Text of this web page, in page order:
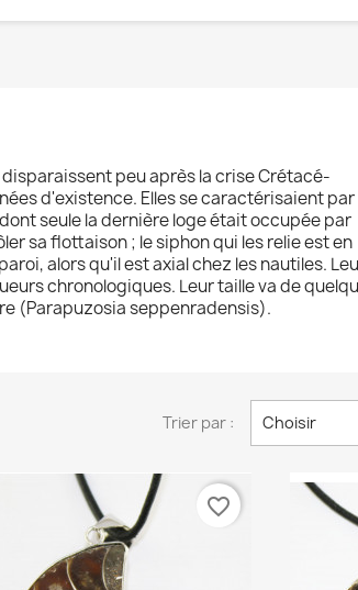
peu après la crise Crétacé-
d'existence. Elles se caractérisaient par
seule la dernière loge était occupée par
sa flottaison ; le siphon qui les relie est en
alors qu'il est axial chez les nautiles.
chronologiques. Leur taille va de
(Parapuzosia seppenradensis).
Trier par : Choisir
favorite_border